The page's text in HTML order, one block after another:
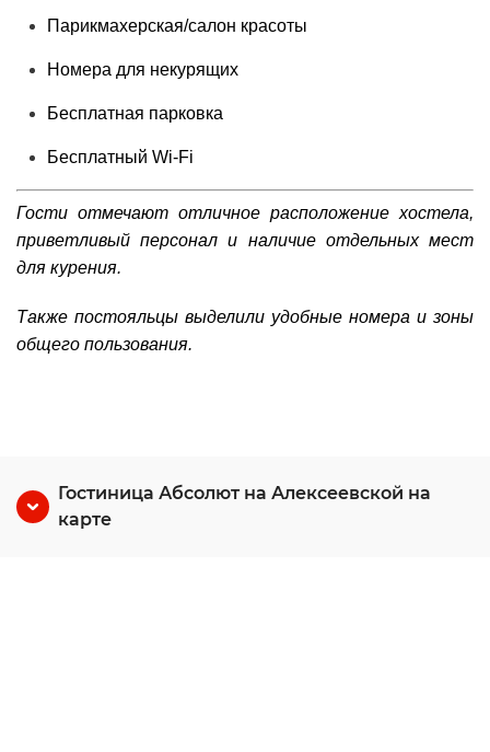
Парикмахерская/салон красоты
Номера для некурящих
Бесплатная парковка
Бесплатный Wi-Fі
Гости отмечают отличное расположение хостела,
приветливый персонал и наличие отдельных мест
для курения.
Также постояльцы выделили удобные номера и зоны
общего пользования.
Гостиница Абсолют на Алексеевской на
карте